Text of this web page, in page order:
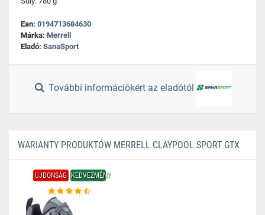
Ean: 0194713684630
Márka: Merrell
Eladó: SanaSport
További információkért az eladótól
WARIANTY PRODUKTÓW MERRELL CLAYPOOL SPORT GTX
ÚJDONSÁG KEDVEZMÉNY